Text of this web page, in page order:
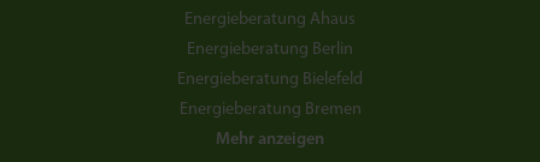
Energieberatung Ahaus
Energieberatung Berlin
Energieberatung Bielefeld
Energieberatung Bremen
Mehr anzeigen